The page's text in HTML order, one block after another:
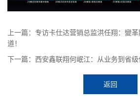
上一篇：专访卡仕达营销总监洪任翔：變
道！
下一篇：西安鑫联翔何岷江：从业务到省
返回